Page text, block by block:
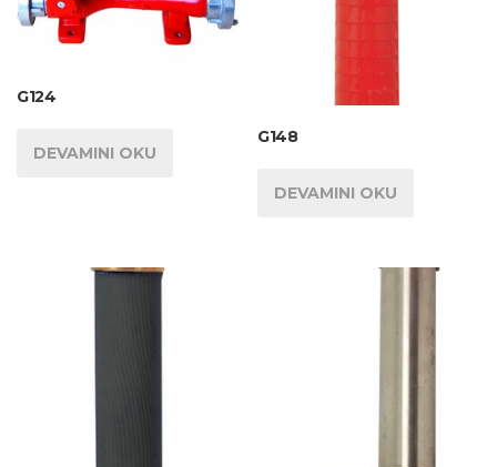
G124
DEVAMINI OKU
G148
DEVAMINI OKU